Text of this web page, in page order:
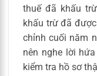
thuế đã khấu
khấu trừ đã
chỉnh cuối năm
nên nghe lời
kiểm tra hồ sơ